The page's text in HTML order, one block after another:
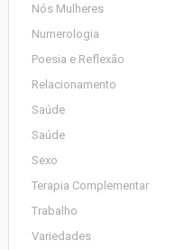
Nós Mulheres
Numerologia
Poesia e Reflexão
Relacionamento
Saúde
Saúde
Sexo
Terapia Complementar
Trabalho
Variedades